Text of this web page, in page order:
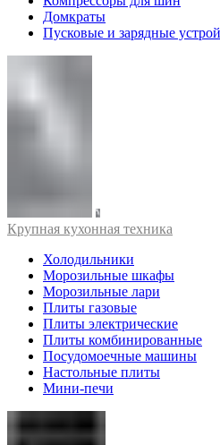
Домкраты
Пусковые и зарядные
Крупная кухонная техника
Холодильники
Морозильные шкафы
Морозильные лари
Плиты газовые
Плиты электрические
Плиты комбинированные
Посудомоечные машины
Настольные плиты
Мини-печи